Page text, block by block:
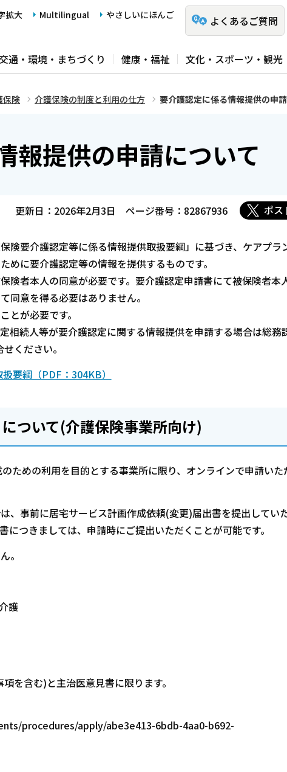
拡大 Multilingual やさしいにほんご よくあるご質問
通・環境・まちづくり 健康・福祉 文化・スポーツ・観光
保険 介護保険の制度と利用の仕方 要介護認定に係る情報提供の申
報提供の申請について
更新日：2026年2月3日 ページ番号：82867936 ポス
険要介護認定等に係る情報提供取扱要綱」に基づき、ケアプラ
に要介護認定等の情報を提供するものです。
険者本人の同意が必要です。要介護認定申請書にて被保険者本
同意を得る必要はありません。
とが必要です。
相続人等が要介護認定に関する情報提供を申請する場合は総務
ください。
要綱（PDF：304KB）
ついて(介護保険事業所向け)
ための利用を目的とする事業所に限り、オンラインで申請いた
、事前に居宅サービス計画作成依頼(変更)届出書を提出してい
つきましては、申請時にご提出いただくことが可能です。
。
護
を含む)と主治医意見書に限ります。
procedures/apply/abe3e413-6bdb-4aa0-b692-